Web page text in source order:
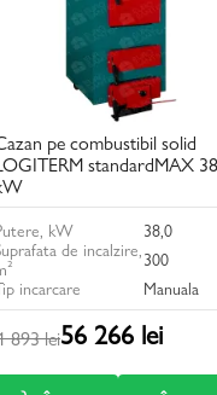
pe combustibil solid
standardMAX 38
kW
38,0
de incalzire, 300
incarcare
Manuala
893 lei56 266 lei